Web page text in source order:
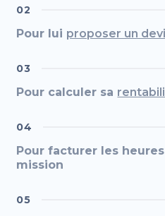
02
Pour lui proposer un
03
Pour calculer sa
04
Pour facturer les
mission
05